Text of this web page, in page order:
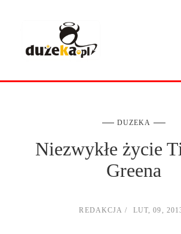
DUZEKA
Niezwykłe życie
Greena
REDAKCJA LUT, 09,